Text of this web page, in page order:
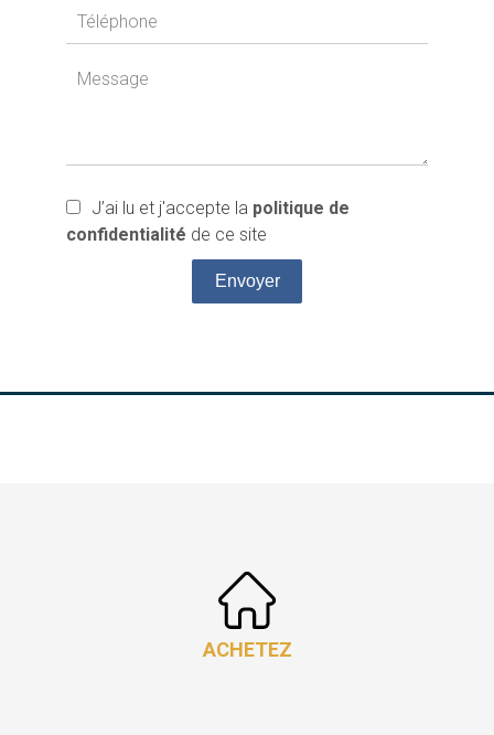
J’ai lu et j'accepte la politique de
confidentialité de ce site
Envoyer
ACHETEZ